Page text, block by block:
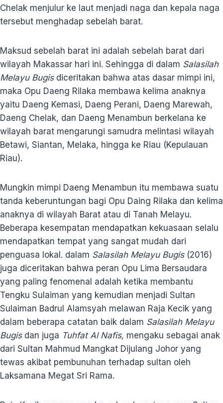
Chelak menjulur ke laut menjadi naga dan kepala naga
tersebut menghadap sebelah barat.
Maksud sebelah barat ini adalah sebelah barat dari
wilayah Makassar hari ini. Sehingga di dalam Salasilah
Melayu Bugis diceritakan bahwa atas dasar mimpi ini,
maka Opu Daeng Rilaka membawa kelima anaknya
yaitu Daeng Kemasi, Daeng Perani, Daeng Marewah,
Daeng Chelak, dan Daeng Menambun berkelana ke
wilayah barat mengarungi samudra melintasi wilayah
Betawi, Siantan, Melaka, hingga ke Riau (Kepulauan
Riau).
Mungkin mimpi Daeng Menambun itu membawa suatu
tanda keberuntungan bagi Opu Daing Rilaka dan kelima
anaknya di wilayah Barat atau di Tanah Melayu.
Beberapa kesempatan mendapatkan kekuasaan selalu
mendapatkan tempat yang sangat mudah dari
penguasa lokal. dalam Salasilah Melayu Bugis (2016)
juga diceritakan bahwa peran Opu Lima Bersaudara
yang paling fenomenal adalah ketika membantu
Tengku Sulaiman yang kemudian menjadi Sultan
Sulaiman Badrul Alamsyah melawan Raja Kecik yang
dalam beberapa catatan baik dalam Salasilah Melayu
Bugis dan juga Tuhfat Al Nafis, mengaku sebagai anak
dari Sultan Mahmud Mangkat Dijulang Johor yang
tewas akibat pembunuhan terhadap sultan oleh
Laksamana Megat Sri Rama.